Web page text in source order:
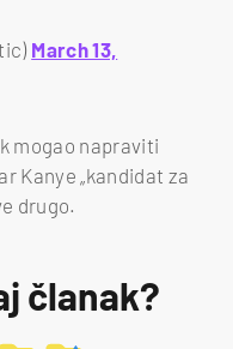
March 13,
mogao napraviti
Kanye „kandidat za
drugo.
članak?